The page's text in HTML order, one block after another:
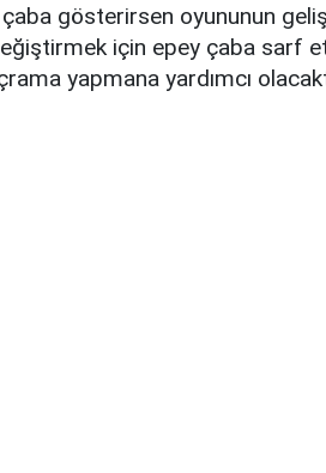
gösterirsen oyununun
için epey çaba sarf
yapmana yardımcı